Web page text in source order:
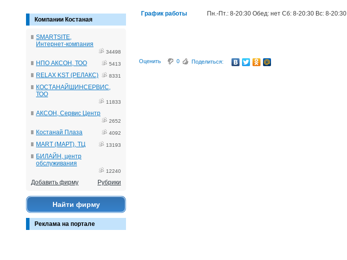
Компании Костаная
SMARTSITE,
Интернет-компания
34498
НПО АКСОН, ТОО 5413
RELAX KST (РЕЛАКС) 8331
КОСТАНАЙШИНСЕРВИС,
ТОО
11833
АКСОН, Сервис Центр
2652
Костанай Плаза 4092
MART (МАРТ), ТЦ 13193
БИЛАЙН, центр
обслуживания
12240
Добавить фирму Рубрики
Найти фирму
Реклама на портале
График работы Пн.-Пт.: 8-20:30 Обед: нет Сб: 8-20:30 Вс: 8-20:30
Оценить 0 Поделиться: